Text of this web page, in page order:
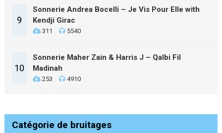
9
Sonnerie Andrea Bocelli – Je Vis Pour Elle with
Kendji Girac
311 5540
10
Sonnerie Maher Zain & Harris J – Qalbi Fil
Madinah
253 4910
Catégorie de bruitages